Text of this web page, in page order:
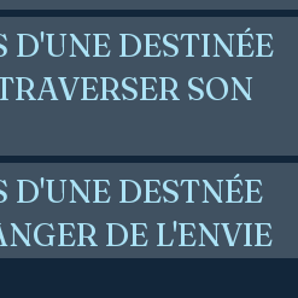
D'UNE DESTINÉE
SON
D'UNE DESTNÉE
DE L'ENVIE